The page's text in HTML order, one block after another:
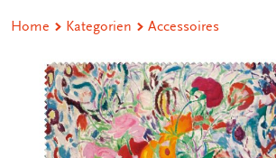
Home Kategorien Accessoires